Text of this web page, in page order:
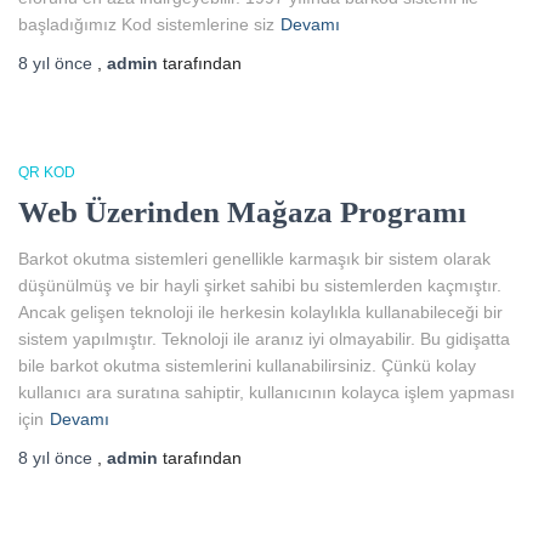
başladığımız Kod sistemlerine siz Devamı
8 yıl önce admin tarafından
QR KOD
Web Üzerinden Mağaza Programı
Barkot okutma sistemleri genellikle karmaşık bir sistem olarak
düşünülmüş ve bir hayli şirket sahibi bu sistemlerden kaçmıştır.
Ancak gelişen teknoloji ile herkesin kolaylıkla kullanabileceği bir
sistem yapılmıştır. Teknoloji ile aranız iyi olmayabilir. Bu gidişatta
bile barkot okutma sistemlerini kullanabilirsiniz. Çünkü kolay
kullanıcı ara suratına sahiptir, kullanıcının kolayca işlem yapması
için Devamı
8 yıl önce admin tarafından